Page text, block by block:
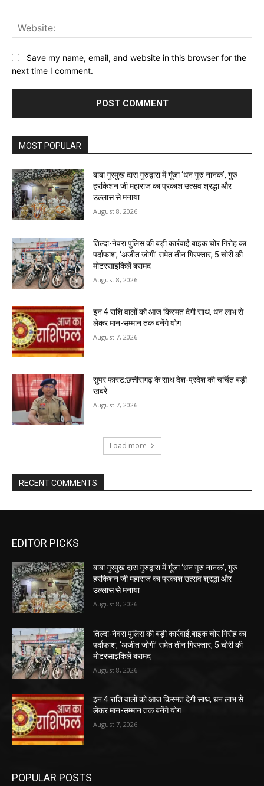
Save my name, email, and website in this browser for the
next time I comment.
MOST POPULAR
बाबा गुरमुख दास गुरुद्वारा में गूंजा ‘धन गुरु नानक’, गुरु
हरकिशन जी महाराज का प्रकाश उत्सव श्रद्धा और
उल्लास से मनाया
August 8, 2026
तिल्दा-नेवरा पुलिस की बड़ी कार्रवाई:बाइक चोर गिरोह का
पर्दाफाश, ‘अजीत जोगी’ समेत तीन गिरफ्तार, 5 चोरी की
मोटरसाइकिलें बरामद
August 8, 2026
इन 4 राशि वालों को आज किस्मत देगी साथ, धन लाभ से
लेकर मान-सम्मान तक बनेंगे योग
August 7, 2026
सुपर फास्ट:छत्तीसगढ़ के साथ देश-प्रदेश की चर्चित बड़ी
खबरे
August 7, 2026
Load more
RECENT COMMENTS
EDITOR PICKS
बाबा गुरमुख दास गुरुद्वारा में गूंजा ‘धन गुरु नानक’, गुरु
हरकिशन जी महाराज का प्रकाश उत्सव श्रद्धा और
उल्लास से मनाया
August 8, 2026
तिल्दा-नेवरा पुलिस की बड़ी कार्रवाई:बाइक चोर गिरोह का
पर्दाफाश, ‘अजीत जोगी’ समेत तीन गिरफ्तार, 5 चोरी की
मोटरसाइकिलें बरामद
August 8, 2026
इन 4 राशि वालों को आज किस्मत देगी साथ, धन लाभ से
लेकर मान-सम्मान तक बनेंगे योग
August 7, 2026
POPULAR POSTS